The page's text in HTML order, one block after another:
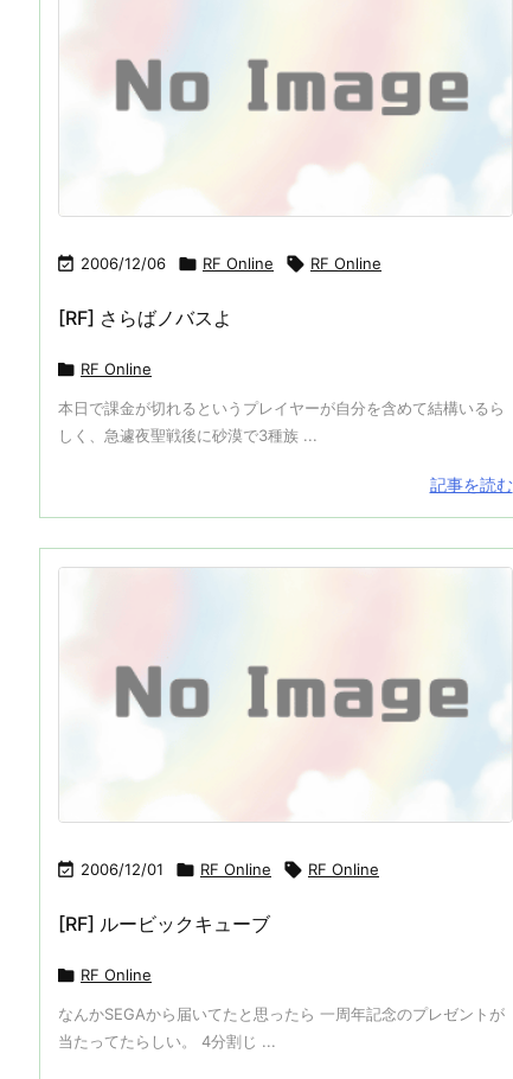
 2006/12/06  RF Online  RF Online
[RF] さらばノバスよ
 RF Online
本日で課金が切れるというプレイヤーが自分を含めて結構いるら
しく、急遽夜聖戦後に砂漠で3種族 ...
記事を読む
 2006/12/01  RF Online  RF Online
[RF] ルービックキューブ
 RF Online
なんかSEGAから届いてたと思ったら 一周年記念のプレゼントが
当たってたらしい。 4分割じ ...